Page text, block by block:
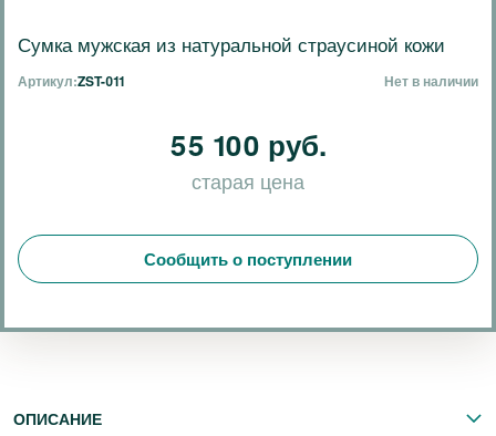
Сумка мужская из натуральной страусиной кожи
Артикул:ZST-011 Нет в наличии
55 100 руб.
старая цена
Сообщить о поступлении
ОПИСАНИЕ